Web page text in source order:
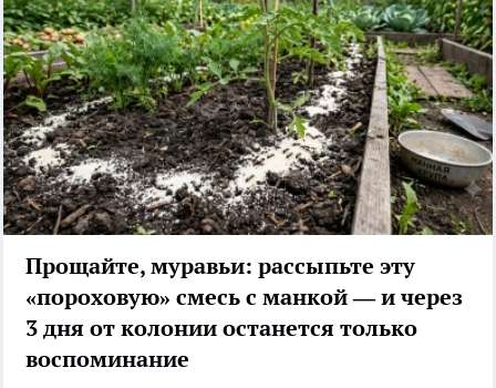
Прощайте, муравьи: рассыпьте эту
«пороховую» смесь с манкой — и через
3 дня от колонии останется только
воспоминание